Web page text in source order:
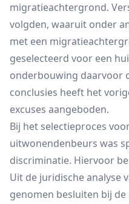
migratieachtergrond.
volgden, waaruit onder
met een
geselecteerd voor een
onderbouwing daarvoor
conclusies heeft het
excuses aangeboden.
Bij het selectieproces
uitwonendenbeurs was
discriminatie. Hiervoor
Uit de juridische analyse
genomen besluiten bij